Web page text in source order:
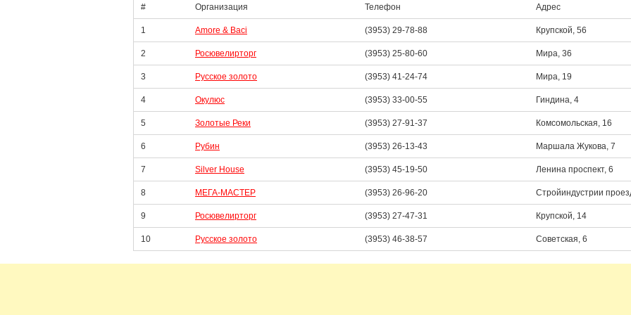
# Организация Телефон Адрес
1 Amore & Baci (3953) 29-78-88 Крупской, 56
2 Росювелирторг (3953) 25-80-60 Мира, 36
3 Русское золото (3953) 41-24-74 Мира, 19
4 Окулюс (3953) 33-00-55 Гиндина, 4
5 Золотые Реки (3953) 27-91-37 Комсомольская, 16
6 Рубин (3953) 26-13-43 Маршала Жукова, 7
7 Silver House (3953) 45-19-50 Ленина проспект, 6
8 МЕГА-МАСТЕР (3953) 26-96-20 Стройиндустрии
9 Росювелирторг (3953) 27-47-31 Крупской, 14
10 Русское золото (3953) 46-38-57 Советская, 6